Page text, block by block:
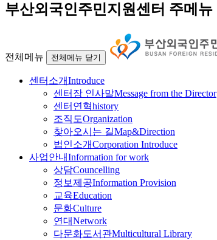
부산외국인주민지원센터 주메뉴
전체메뉴 전체메뉴 닫기
센터소개Introduce
센터장 인사말Message from the Director
센터연혁history
조직도Organization
찾아오시는 길Map&Direction
법인소개Corporation Introduce
사업안내Information for work
상담Councelling
정보제공Information Provision
교육Education
문화Culture
연대Network
다문화도서관Multicultural Library